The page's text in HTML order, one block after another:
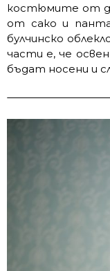
костюмите от
от сако и
булчинско
части е, че
бъдат носени и